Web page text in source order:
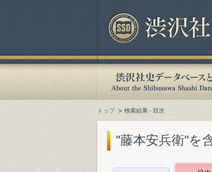
トップ 検索結果 - 目次
"藤本安兵衛"を